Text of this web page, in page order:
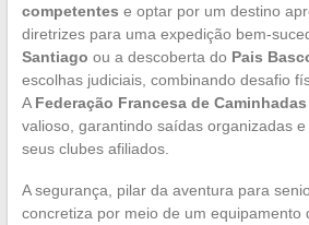
competentes e optar por um destino
diretrizes para uma expedição bem-
Santiago ou a descoberta do Pais
escolhas judiciais, combinando desafio
A Federação Francesa de Caminhadas
valioso, garantindo saídas organizadas
seus clubes afiliados.
A segurança, pilar da aventura para
concretiza por meio de um equipamento